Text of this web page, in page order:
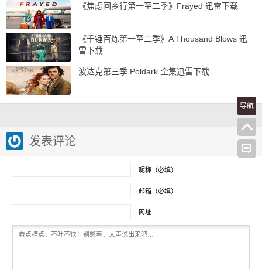
《焦虑回乡行第一至二季》Frayed 迅雷下载
《千锤百炼第一至二季》A Thousand Blows 迅
雷下载
波达克第三季 Poldark 全集迅雷下载
发表评论
昵称（必填）
邮箱（必填）
网址
导航